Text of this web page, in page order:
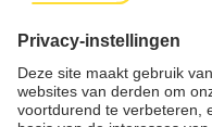
Important links